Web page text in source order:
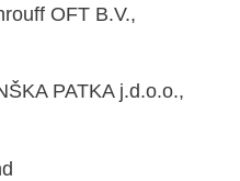
OFT B.V.,
PATKA j.d.o.o.,